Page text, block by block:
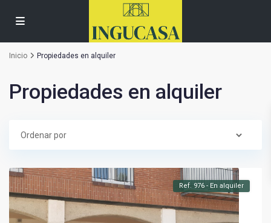
Inicio Propiedades en alquiler
Propiedades en alquiler
Ref. 976 - En alquiler